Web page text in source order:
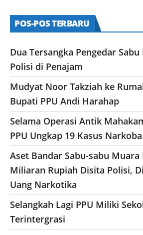
POS-POS TERBARU
Dua Tersangka Pengedar
Polisi di Penajam
Mudyat Noor Takziah ke
Bupati PPU Andi Harahap
Selama Operasi Antik
PPU Ungkap 19 Kasus Narkoba
Aset Bandar Sabu-sabu
Miliaran Rupiah Disita Polisi,
Uang Narkotika
Selangkah Lagi PPU Miliki
Terintergrasi